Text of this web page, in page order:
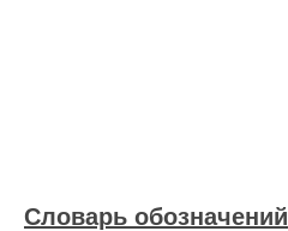
Словарь обозначений